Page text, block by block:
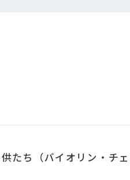
たち（バイオリン・チ